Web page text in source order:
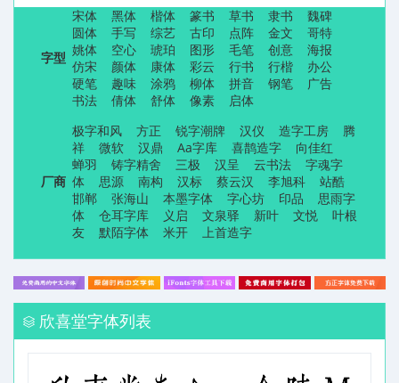
字型
宋体 黑体 楷体 篆书 草书 隶书
魏碑
圆体
手写 综艺 古印 点阵 金文
哥特
姚体
空心 琥珀 图形 毛笔 创意
海报
仿宋
颜体 康体 彩云 行书 行楷
办公
硬笔
趣味 涂鸦 柳体 拼音 钢笔
广告
书法
倩体 舒体 像素 启体
厂商
极字和风 方正 锐字潮牌 汉仪 造字工房
腾
祥
微软 汉鼎 Aa字库 喜鹊造字
向佳红
蝉羽
铸字精舍 三极 汉呈 云书法
字魂字
体
思源 南构 汉标 蔡云汉 李旭科
站酷
邯郸
张海山 本墨字体 字心坊 印品
思雨字
体
仓耳字库 义启 文泉驿 新叶 文悦
叶根
友
默陌字体 米开 上首造字
欣喜堂字体列表